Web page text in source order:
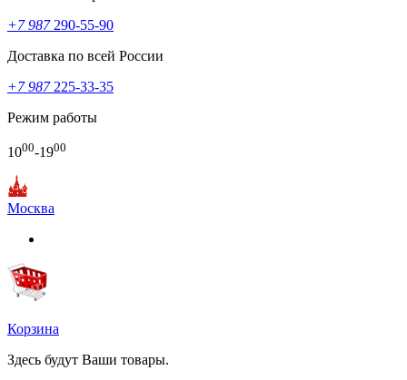
+7 987290-55-90
Доставка по всей России
+7 987225-33-35
Режим работы
1000-1900
Москва
Корзина
Здесь будут Ваши товары.